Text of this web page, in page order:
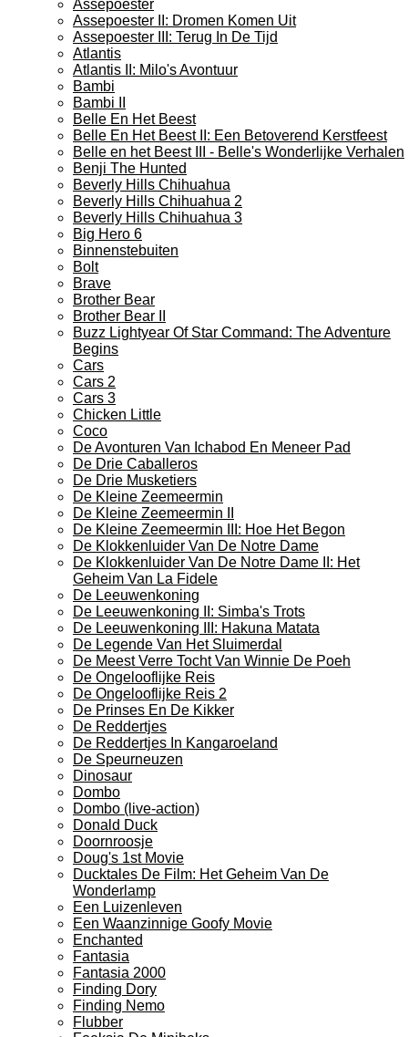
Assepoester
Assepoester II: Dromen Komen Uit
Assepoester III: Terug In De Tijd
Atlantis
Atlantis II: Milo's Avontuur
Bambi
Bambi II
Belle En Het Beest
Belle En Het Beest II: Een Betoverend Kerstfeest
Belle en het Beest III - Belle's Wonderlijke Verhalen
Benji The Hunted
Beverly Hills Chihuahua
Beverly Hills Chihuahua 2
Beverly Hills Chihuahua 3
Big Hero 6
Binnenstebuiten
Bolt
Brave
Brother Bear
Brother Bear II
Buzz Lightyear Of Star Command: The Adventure
Begins
Cars
Cars 2
Cars 3
Chicken Little
Coco
De Avonturen Van Ichabod En Meneer Pad
De Drie Caballeros
De Drie Musketiers
De Kleine Zeemeermin
De Kleine Zeemeermin II
De Kleine Zeemeermin III: Hoe Het Begon
De Klokkenluider Van De Notre Dame
De Klokkenluider Van De Notre Dame II: Het
Geheim Van La Fidele
De Leeuwenkoning
De Leeuwenkoning II: Simba's Trots
De Leeuwenkoning III: Hakuna Matata
De Legende Van Het Sluimerdal
De Meest Verre Tocht Van Winnie De Poeh
De Ongelooflijke Reis
De Ongelooflijke Reis 2
De Prinses En De Kikker
De Reddertjes
De Reddertjes In Kangaroeland
De Speurneuzen
Dinosaur
Dombo
Dombo (live-action)
Donald Duck
Doornroosje
Doug's 1st Movie
Ducktales De Film: Het Geheim Van De
Wonderlamp
Een Luizenleven
Een Waanzinnige Goofy Movie
Enchanted
Fantasia
Fantasia 2000
Finding Dory
Finding Nemo
Flubber